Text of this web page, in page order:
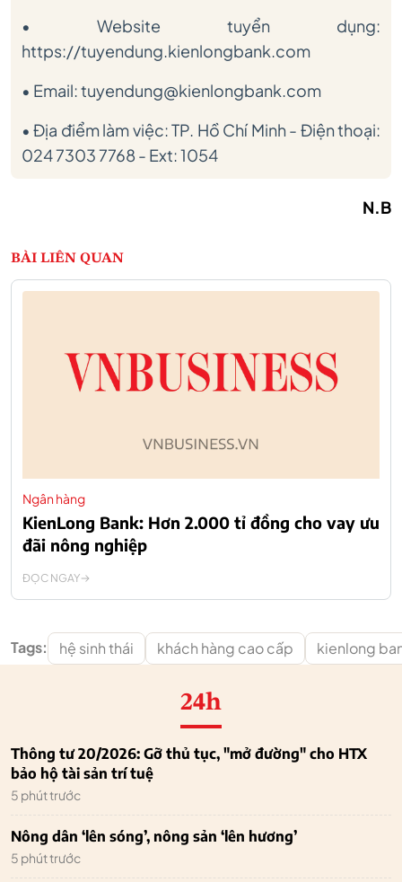
• Website tuyển dụng:
https://tuyendung.kienlongbank.com
• Email: tuyendung@kienlongbank.com
• Địa điểm làm việc: TP. Hồ Chí Minh - Điện thoại:
024 7303 7768 - Ext: 1054
N.B
BÀI LIÊN QUAN
Ngân hàng
KienLong Bank: Hơn 2.000 tỉ đồng cho vay ưu
đãi nông nghiệp
ĐỌC NGAY
Tags: hệ sinh thái khách hàng cao cấp kienlong
24h
Thông tư 20/2026: Gỡ thủ tục, "mở đường" cho HTX
bảo hộ tài sản trí tuệ
5 phút trước
Nông dân ‘lên sóng’, nông sản ‘lên hương’
5 phút trước